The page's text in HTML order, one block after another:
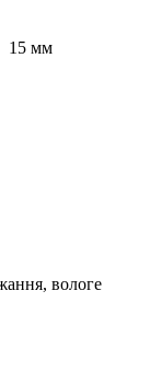
15 мм
вологе